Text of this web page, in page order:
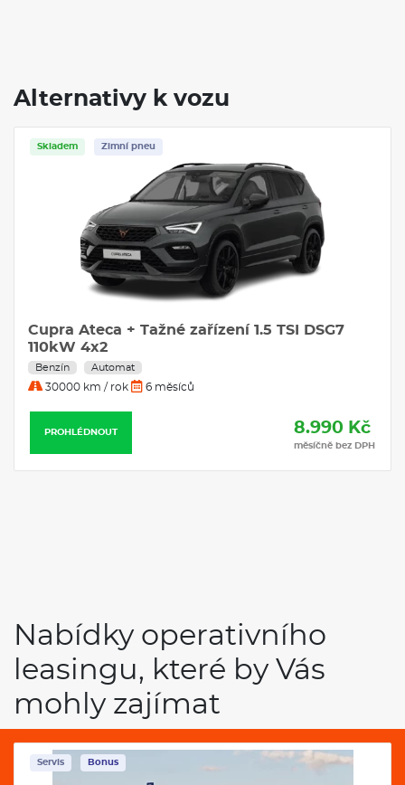
Alternativy k vozu
Skladem Zimní pneu
Cupra Ateca + Tažné zařízení 1.5 TSI DSG7
110kW 4x2
Benzín Automat
30000 km / rok 6 měsíců
PROHLÉDNOUT 8.990 Kč
měsíčně bez DPH
Nabídky operativního
leasingu, které by Vás
mohly zajímat
Servis Bonus